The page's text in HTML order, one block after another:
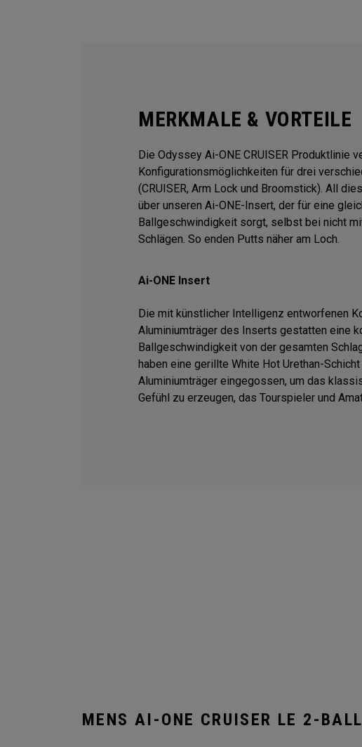
MERKMALE & VORTEILE
Die Odyssey Ai-ONE CRUISER Produktlinie
Konfigurationsmöglichkeiten für drei
(CRUISER, Arm Lock und Broomstick). All
über unseren Ai-ONE-Insert, der für eine
Ballgeschwindigkeit sorgt, selbst bei nicht
Schlägen. So enden Putts näher am Loch.
Ai-ONE Insert
Die mit künstlicher Intelligenz entworfenen
Aluminiumträger des Inserts gestatten eine
Ballgeschwindigkeit von der gesamten
haben eine gerillte White Hot Urethan-Schicht
Aluminiumträger eingegossen, um das
Gefühl zu erzeugen, das Tourspieler und
MENS AI-ONE CRUISER LE 2-